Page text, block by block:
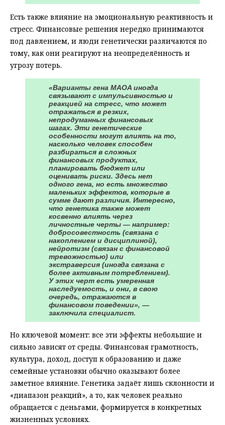
Есть также влияние на эмоциональную реактивность и
стресс. Финансовые решения нередко принимаются
под давлением, и люди генетически различаются по
тому, как они реагируют на неопределённость и
угрозу потерь.
«Варианты гена MAOA иногда
связывают с импульсивностью и
реакцией на стресс, что может
отражаться в резких,
непродуманных финансовых
шагах. Эти генетические
особенности могут влиять на то,
насколько человек способен
разбираться в сложных
финансовых продуктах,
планировать бюджет или
оценивать риски. Здесь нет
одного гена, но есть множество
маленьких эффектов, которые в
сумме дают различия. Интересно,
что генетика также может
косвенно влиять через
личностные черты — например:
добросовестность (связана с
накоплением и дисциплиной),
нейротизм (связан с финансовой
тревожностью) или
экстраверсия (иногда связана с
более активным потреблением).
У этих черт есть умеренная
наследуемость, и они, в свою
очередь, отражаются в
финансовом поведении», —
заключила специалист.
Но ключевой момент: все эти эффекты небольшие и
сильно зависят от среды. Финансовая грамотность,
культура, доход, доступ к образованию и даже
семейные установки обычно оказывают более
заметное влияние. Генетика задаёт лишь склонности и
«диапазон реакций», а то, как человек реально
обращается с деньгами, формируется в конкретных
жизненных условиях.